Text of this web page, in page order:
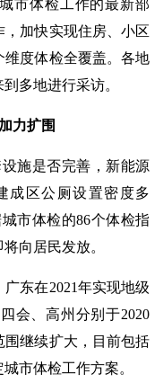
市体检工作的最新部
加快实现住房、小区
维度体检全覆盖。各地
多地进行采访。
力扩围
施是否完善，新能源
成区公厕设置密度多
市体检的86个体检指
向居民发放。
东在2021年实现地级
会、高州分别于2020
围继续扩大，目前包括
市体检工作方案。